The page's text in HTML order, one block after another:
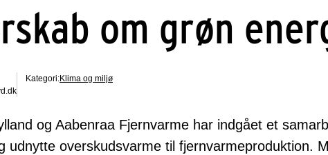
om grøn
Kategori:Klima og miljø
og Aabenraa Fjernvarme har indgået et
udnytte overskudsvarme til fjernvarmeproduktion.